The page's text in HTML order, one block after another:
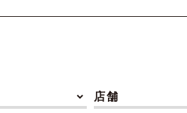
店舗